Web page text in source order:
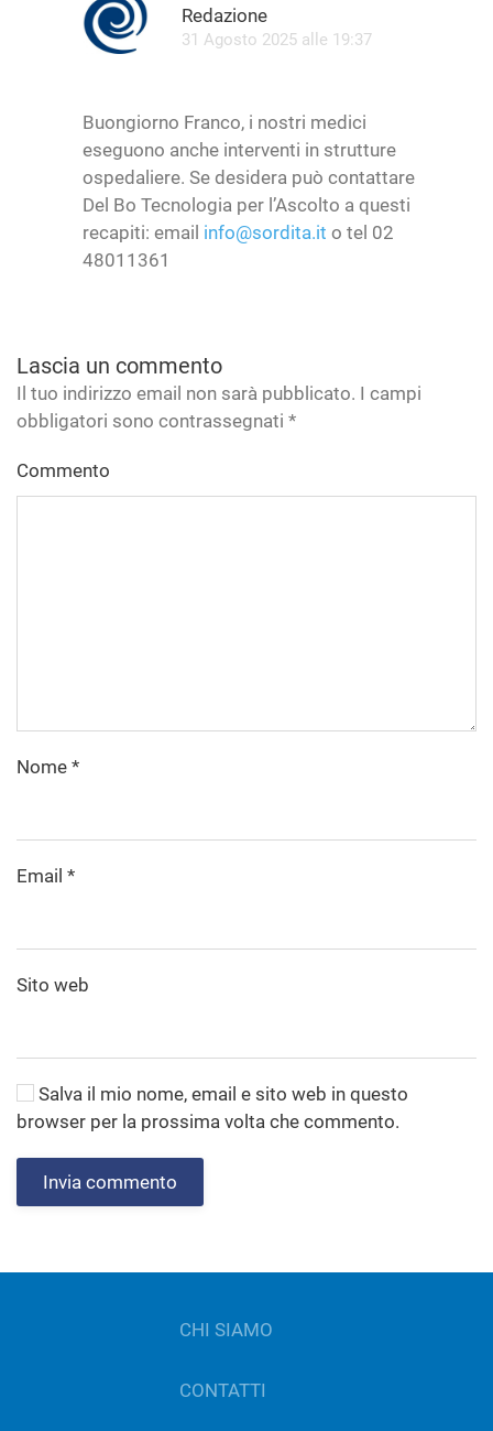
Redazione
31 Agosto 2025 alle 19:37
Buongiorno Franco, i nostri medici
eseguono anche interventi in strutture
ospedaliere. Se desidera può contattare
Del Bo Tecnologia per l’Ascolto a questi
recapiti: email info@sordita.it o tel 02
48011361
Lascia un commento
Il tuo indirizzo email non sarà pubblicato. I campi
obbligatori sono contrassegnati *
Commento
Nome *
Email *
Sito web
Salva il mio nome, email e sito web in questo
browser per la prossima volta che commento.
Invia commento
CHI SIAMO
CONTATTI